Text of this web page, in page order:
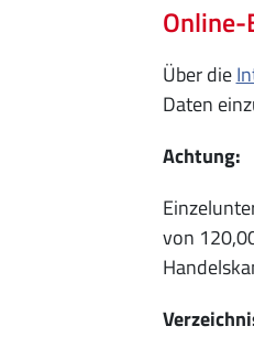
Über die
Daten
Achtung:
von